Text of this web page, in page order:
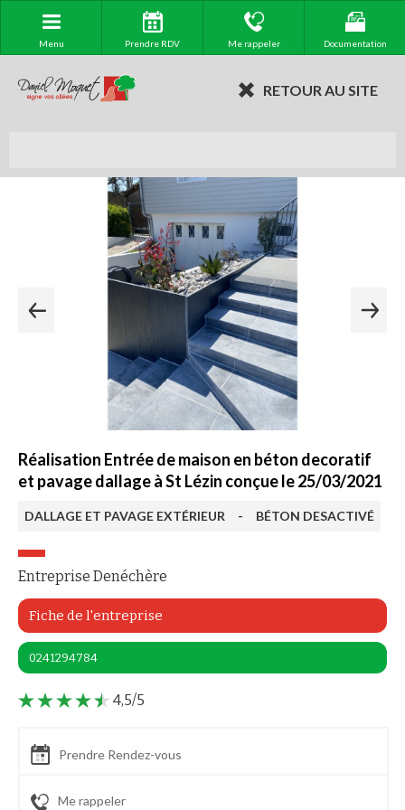
Menu Prendre RDV Me rappeler Documentation
RETOUR AU SITE
Réalisation Entrée de maison en béton decoratif
et pavage dallage à St Lézin conçue le 25/03/2021
DALLAGE ET PAVAGE EXTÉRIEUR - BÉTON DESACTIVÉ
Entreprise Denéchère
Fiche de l'entreprise
0241294784
4,5/5
Prendre Rendez-vous
Me rappeler